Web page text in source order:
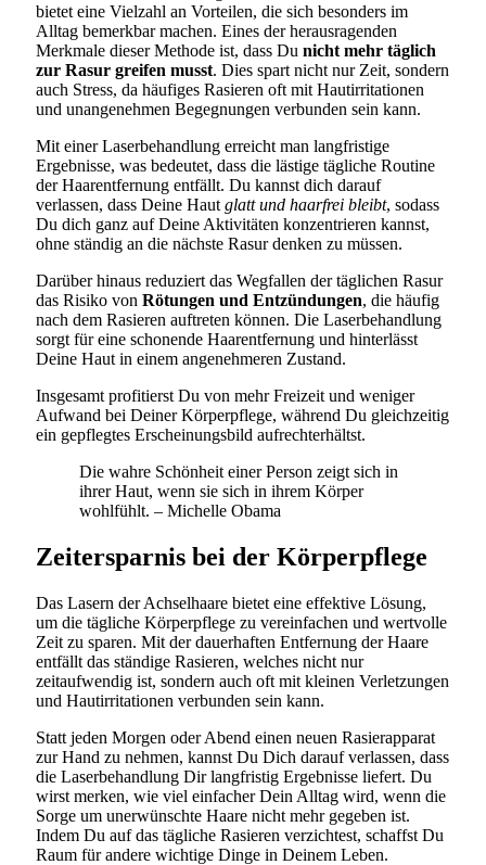
bietet eine Vielzahl an Vorteilen, die sich besonders im
Alltag bemerkbar machen. Eines der herausragenden
Merkmale dieser Methode ist, dass Du nicht mehr täglich
zur Rasur greifen musst. Dies spart nicht nur Zeit, sondern
auch Stress, da häufiges Rasieren oft mit Hautirritationen
und unangenehmen Begegnungen verbunden sein kann.
Mit einer Laserbehandlung erreicht man langfristige
Ergebnisse, was bedeutet, dass die lästige tägliche Routine
der Haarentfernung entfällt. Du kannst dich darauf
verlassen, dass Deine Haut glatt und haarfrei bleibt, sodass
Du dich ganz auf Deine Aktivitäten konzentrieren kannst,
ohne ständig an die nächste Rasur denken zu müssen.
Darüber hinaus reduziert das Wegfallen der täglichen Rasur
das Risiko von Rötungen und Entzündungen, die häufig
nach dem Rasieren auftreten können. Die Laserbehandlung
sorgt für eine schonende Haarentfernung und hinterlässt
Deine Haut in einem angenehmeren Zustand.
Insgesamt profitierst Du von mehr Freizeit und weniger
Aufwand bei Deiner Körperpflege, während Du gleichzeitig
ein gepflegtes Erscheinungsbild aufrechterhältst.
Die wahre Schönheit einer Person zeigt sich in
ihrer Haut, wenn sie sich in ihrem Körper
wohlfühlt. – Michelle Obama
Zeitersparnis bei der Körperpflege
Das Lasern der Achselhaare bietet eine effektive Lösung,
um die tägliche Körperpflege zu vereinfachen und wertvolle
Zeit zu sparen. Mit der dauerhaften Entfernung der Haare
entfällt das ständige Rasieren, welches nicht nur
zeitaufwendig ist, sondern auch oft mit kleinen Verletzungen
und Hautirritationen verbunden sein kann.
Statt jeden Morgen oder Abend einen neuen Rasierapparat
zur Hand zu nehmen, kannst Du Dich darauf verlassen, dass
die Laserbehandlung Dir langfristig Ergebnisse liefert. Du
wirst merken, wie viel einfacher Dein Alltag wird, wenn die
Sorge um unerwünschte Haare nicht mehr gegeben ist.
Indem Du auf das tägliche Rasieren verzichtest, schaffst Du
Raum für andere wichtige Dinge in Deinem Leben.